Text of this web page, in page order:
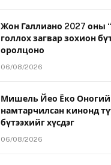
Жон Галлиано 2027 оны
голлох загвар зохион
оролцоно
06/08/2026
Мишель Йео Ёко
намтарчилсан кинонд
бүтээхийг хүсдэг
06/08/2026